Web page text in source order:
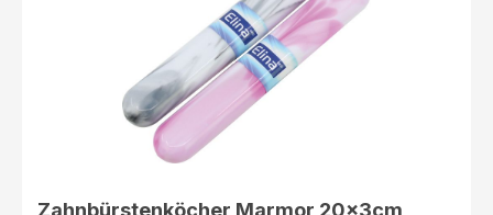
Zahnbürstenköcher Marmor 20x3cm